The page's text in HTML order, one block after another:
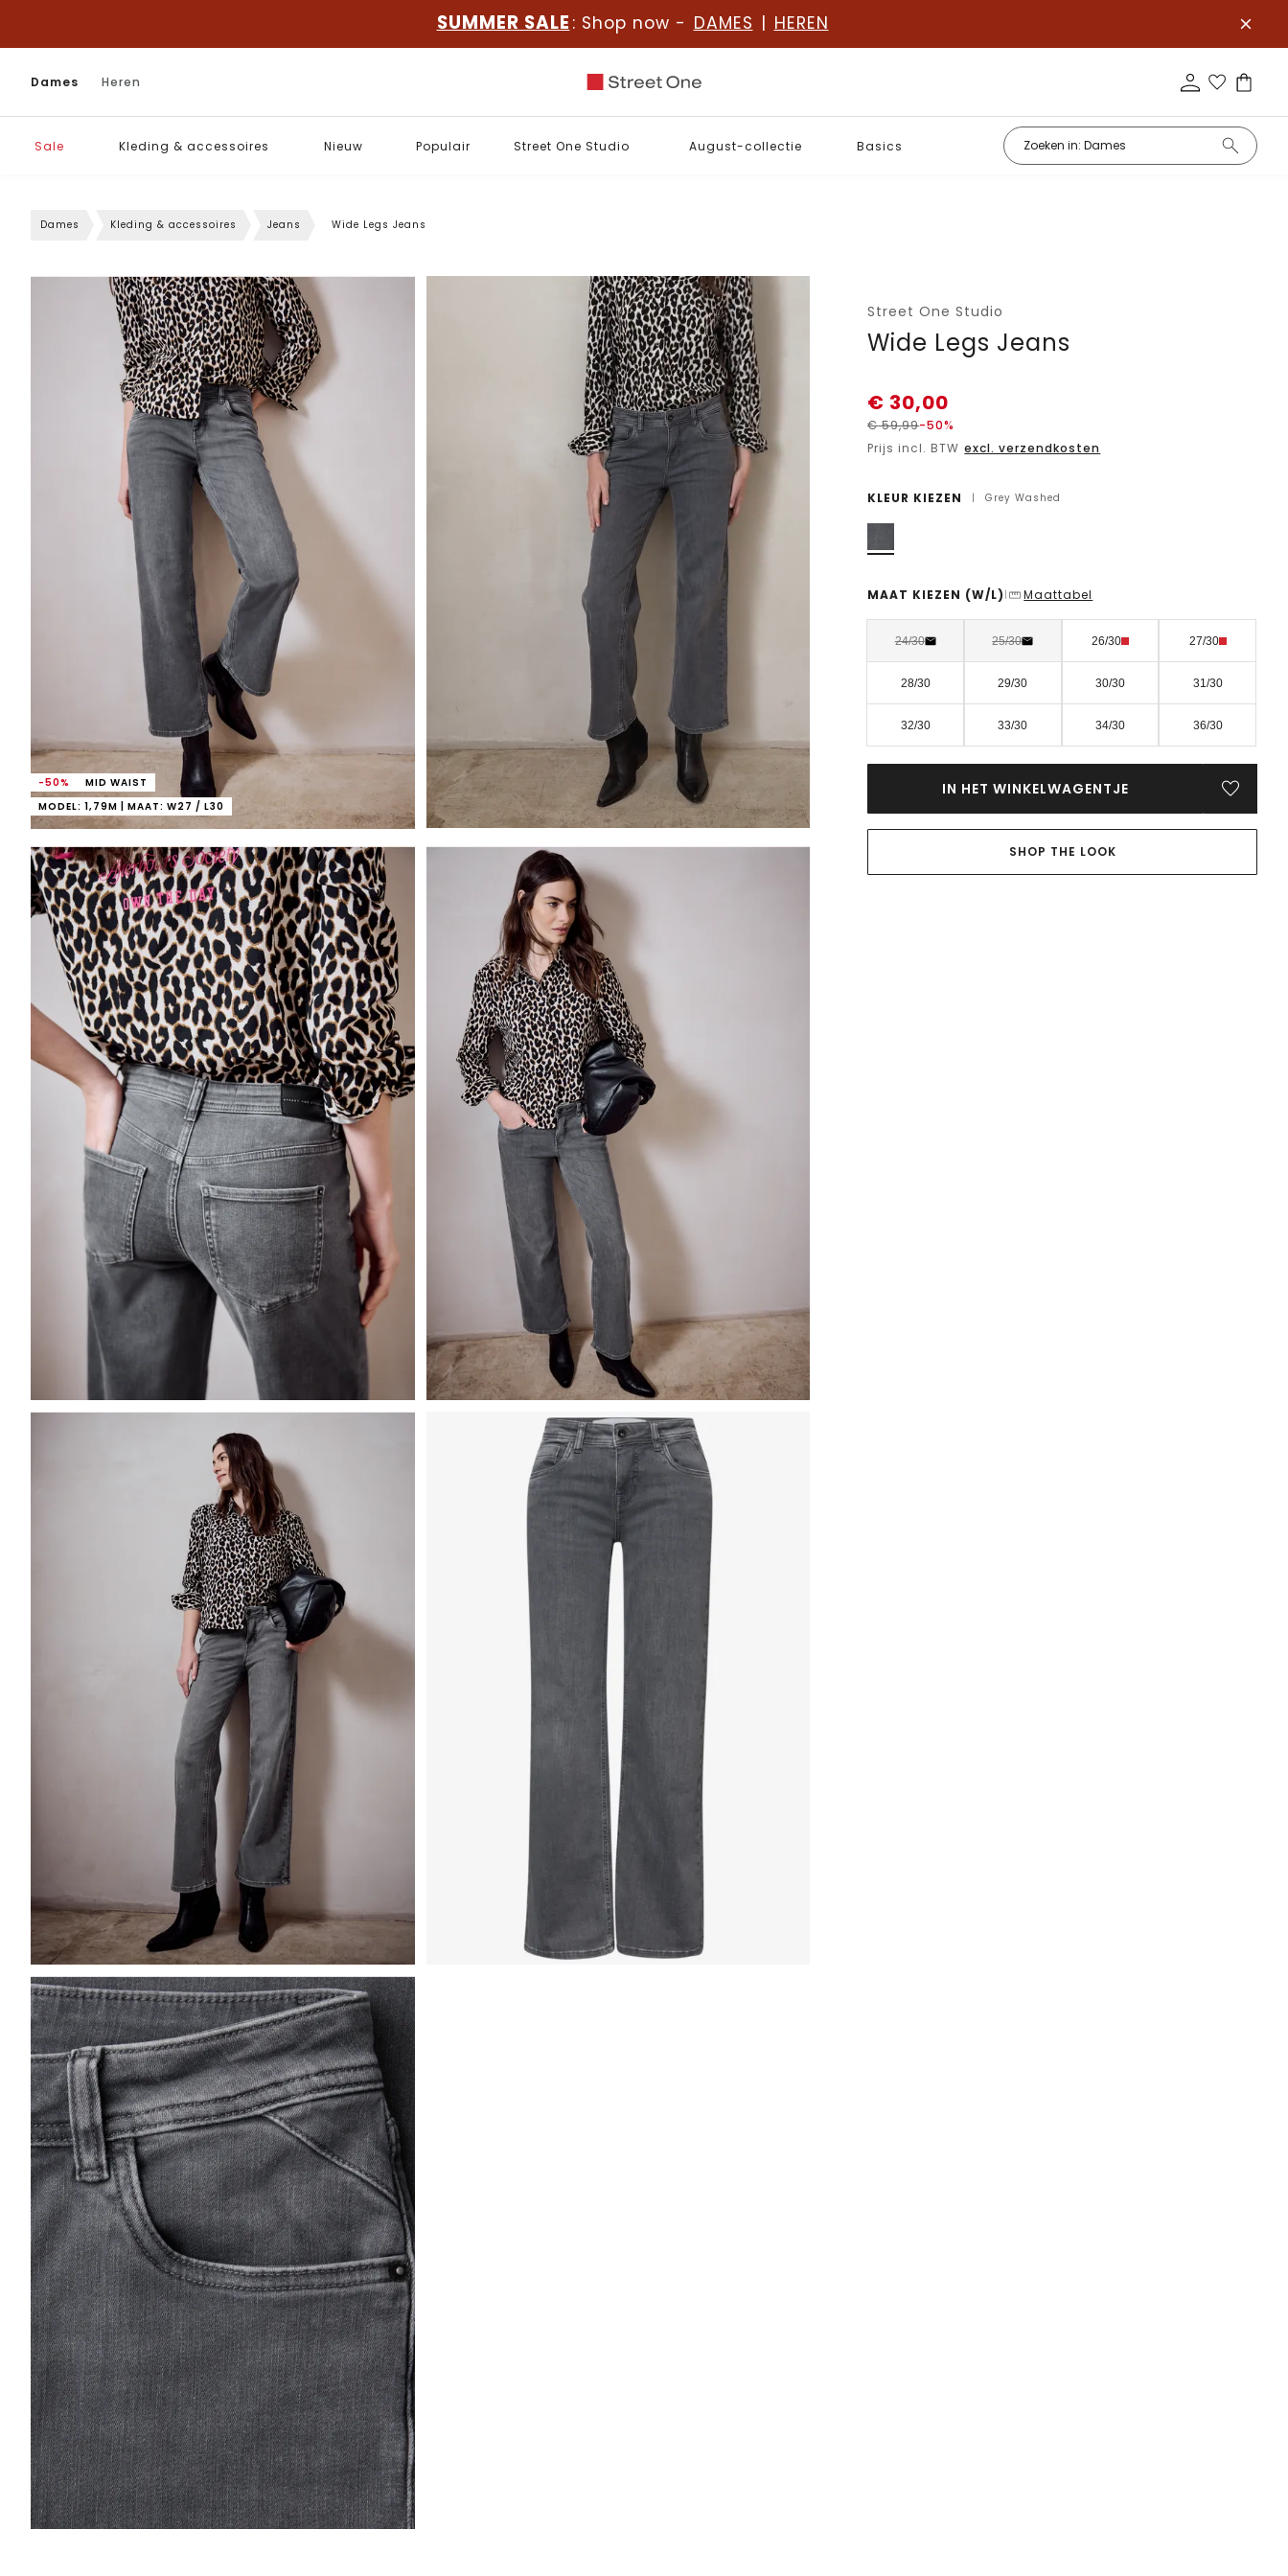
SUMMER SALE : Shop now - DAMES | HEREN
Dames Heren
Sale Kleding & accessoires Nieuw Populair Street One Studio August-collectie Basics
Dames Kleding & accessoires Jeans Wide Legs Jeans
-50%
MID WAIST
MODEL: 1,79M | MAAT: W27 / L30
Street One Studio
Wide Legs Jeans
€ 30,00
€59,99-50%
Prijs incl. BTW excl. verzendkosten
KLEUR KIEZEN | Grey Washed
MAAT KIEZEN (W/L) | Maattabel
24/30 25/30 26/30 27/30
28/30 29/30 30/30 31/30
32/30 33/30 34/30 36/30
IN HET WINKELWAGENTJE
SHOP THE LOOK